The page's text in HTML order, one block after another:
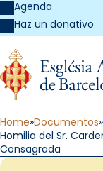
Agenda
Haz un donativo
Home Documentos
Homilia del Sr.
Consagrada